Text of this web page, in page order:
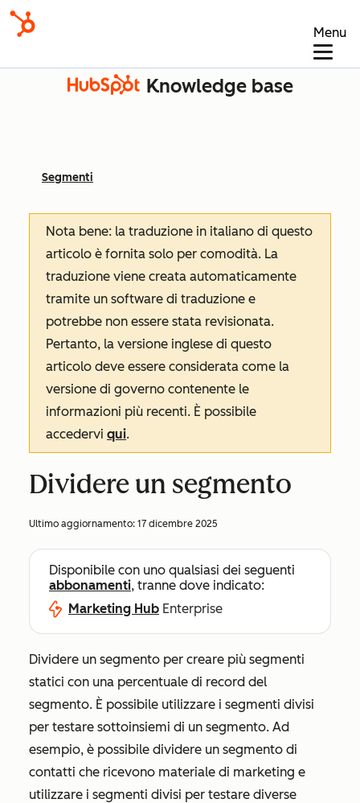
Menu
Knowledge base
Segmenti
Nota bene: la traduzione in italiano di questo
articolo è fornita solo per comodità. La
traduzione viene creata automaticamente
tramite un software di traduzione e
potrebbe non essere stata revisionata.
Pertanto, la versione inglese di questo
articolo deve essere considerata come la
versione di governo contenente le
informazioni più recenti. È possibile
accedervi qui.
Dividere un segmento
Ultimo aggiornamento: 17 dicembre 2025
Disponibile con uno qualsiasi dei seguenti
abbonamenti, tranne dove indicato:
Marketing Hub Enterprise
Dividere un segmento per creare più segmenti
statici con una percentuale di record del
segmento. È possibile utilizzare i segmenti divisi
per testare sottoinsiemi di un segmento. Ad
esempio, è possibile dividere un segmento di
contatti che ricevono materiale di marketing e
utilizzare i segmenti divisi per testare diverse